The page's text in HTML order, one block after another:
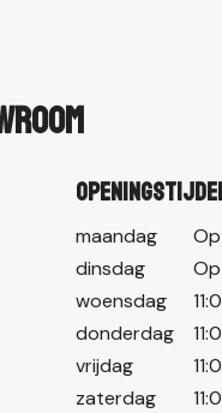
maandag
dinsdag
woensdag
donderdag
vrijdag
zaterdag